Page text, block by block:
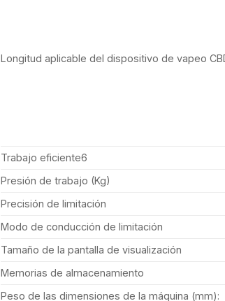
Longitud aplicable del dispositivo de vapeo
Trabajo eficiente6
Presión de trabajo (Kg)
Precisión de limitación
Modo de conducción de limitación
Tamaño de la pantalla de visualización
Memorias de almacenamiento
Peso de las dimensiones de la máquina (mm):